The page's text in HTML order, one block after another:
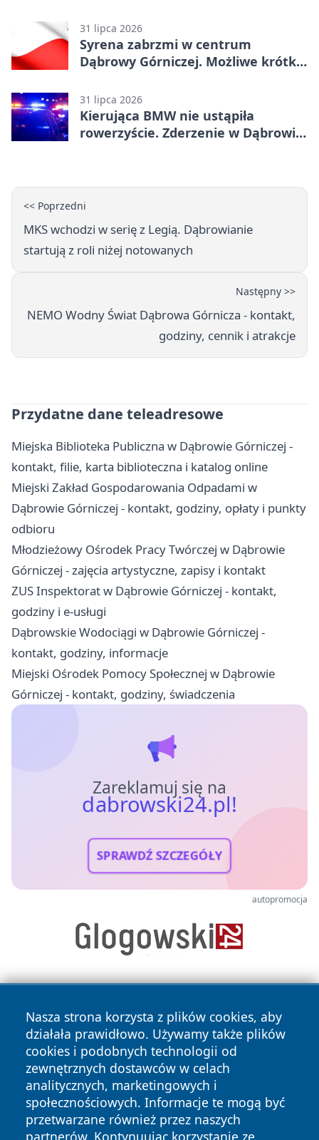
31 lipca 2026
Syrena zabrzmi w centrum
Dąbrowy Górniczej. Możliwe krótkie
31 lipca 2026
Kierująca BMW nie ustąpiła
rowerzyście. Zderzenie w Dąbrowie
<< Poprzedni
MKS wchodzi w serię z Legią. Dąbrowianie
startują z roli niżej notowanych
Następny >>
NEMO Wodny Świat Dąbrowa Górnicza - kontakt,
godziny, cennik i atrakcje
Przydatne dane teleadresowe
Miejska Biblioteka Publiczna w Dąbrowie Górniczej -
kontakt, filie, karta biblioteczna i katalog online
Miejski Zakład Gospodarowania Odpadami w
Dąbrowie Górniczej - kontakt, godziny, opłaty i punkty
odbioru
Młodzieżowy Ośrodek Pracy Twórczej w Dąbrowie
Górniczej - zajęcia artystyczne, zapisy i kontakt
ZUS Inspektorat w Dąbrowie Górniczej - kontakt,
godziny i e-usługi
Dąbrowskie Wodociągi w Dąbrowie Górniczej -
kontakt, godziny, informacje
Miejski Ośrodek Pomocy Społecznej w Dąbrowie
Górniczej - kontakt, godziny, świadczenia
Zareklamuj się na
dabrowski24.pl!
SPRAWDŹ SZCZEGÓŁY
autopromocja
Nasza strona korzysta z plików cookies, aby
działała prawidłowo. Używamy także plików
cookies i podobnych technologii od
zewnętrznych dostawców w celach
analitycznych, marketingowych i
społecznościowych. Informacje te mogą być
przetwarzane również przez naszych
partnerów. Kontynuując korzystanie ze
Copyright © 2026 dabrowski24.pl Wszystkie prawa
zastrzeżone.